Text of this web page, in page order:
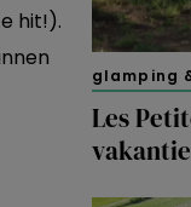
hit!).
glamping
Les